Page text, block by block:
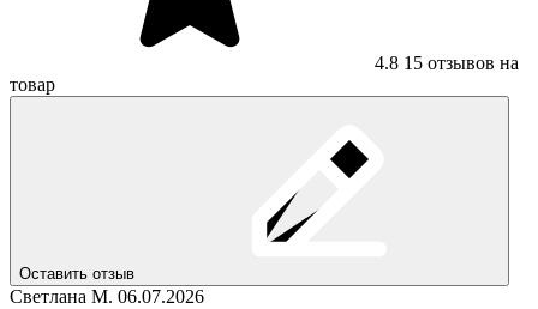
4.8 15 отзывов на
товар
Оставить отзыв
Светлана М. 06.07.2026